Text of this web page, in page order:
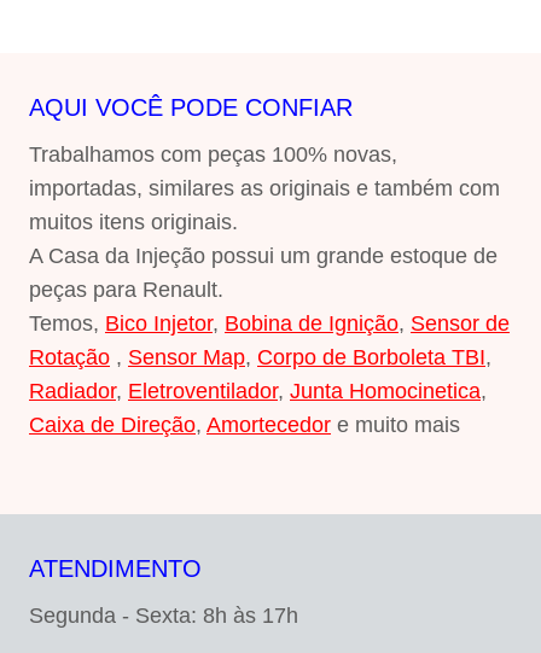
AQUI VOCÊ PODE CONFIAR
Trabalhamos com peças 100% novas,
importadas, similares as originais e também com
muitos itens originais.
A Casa da Injeção possui um grande estoque de
peças para Renault.
Temos, Bico Injetor, Bobina de Ignição, Sensor de
Rotação , Sensor Map, Corpo de Borboleta TBI,
Radiador, Eletroventilador, Junta Homocinetica,
Caixa de Direção, Amortecedor e muito mais
ATENDIMENTO
Segunda - Sexta: 8h às 17h